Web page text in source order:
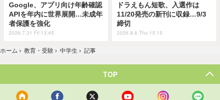
Google、アプリ向け年齢確認
APIを年内に世界展開…未成年
者保護を強化
2026.7.31 Fri 13:45
ドラえもん短歌、入選作は
11/20発売の新刊に収録…9/3
締切
2026.8.6 Thu 15:15
ホーム › 教育・受験 › 中学生 › 記事
TOP